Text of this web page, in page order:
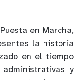
en Marcha,
la historia
en el tiempo
y